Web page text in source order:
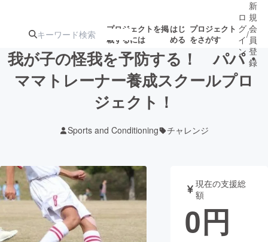
プロジェクトを掲
載するには
はじ
める
プロジェクト
をさがす
注目の新着プロ
募集終了が近いプ
テクノロジー・ガジェット
映像・映画 書籍・雑誌
ロ
グ
イ
ン
/
新
規
会
員
登
録
我が子の怪我を予防する！ パパ・
ママトレーナー養成スクールプロ
ジェクト！
Sports and Conditioning チャレンジ
現在の支援総
額
0円